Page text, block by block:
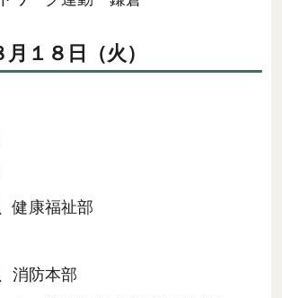
１８日（火）
健康福祉部
消防本部